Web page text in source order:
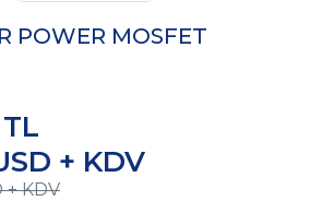
POWER MOSFET
+ KDV
+ KDV